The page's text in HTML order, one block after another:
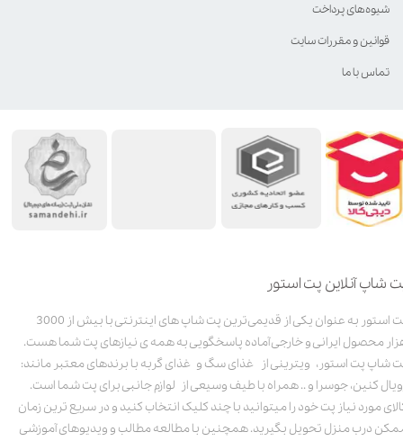
شاپ آنلاین پت استور
پت استور به عنوان یکی از قدیمی‌ترین پت شاپ های اینترنتی با بیش از 3000
محصول ایرانی و خارجی آماده پاسخگویی به همه ی نیازهای پت شما هست.
شاپ پت استور، ویترینی از غذای سگ و غذای گربه با برندهای معتبر مانند:
کنین، جوسرا و .. همراه با طیف وسیعی از لوازم جانبی برای پت شما است.
مورد نیاز پت خود را میتوانید با چند کلیک انتخاب کنید و در سریع ترین زمان
درب منزل تحویل بگیرید. همچنین با مطالعه مطالب و ویدیوهای آموزشی
شیوه‌های پرداخت
قوانین و مقررات سایت
تماس با ما